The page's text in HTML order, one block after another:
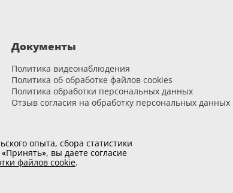
опыта, сбора статистики
вы даете согласие
файлов cookie.
Документы
Политика видеонаблюдения
Политика об обработке файлов cookies
Политика обработки персональных данных
Отзыв согласия на обработку персональных данных